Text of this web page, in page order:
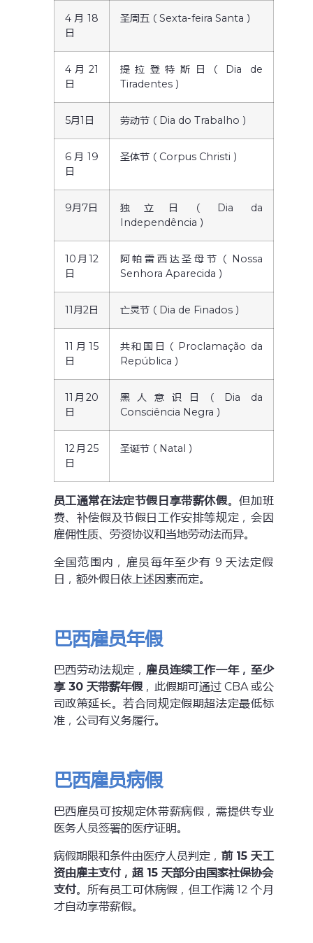
4月18
日
圣周五（Sexta-feira Santa）
4月21
日
提拉登特斯日（Dia de
Tiradentes）
5月1日 劳动节（Dia do Trabalho）
6月19
日
圣体节（Corpus Christi）
9月7日
独立日（Dia da
Independência）
10月12
日
阿帕雷西达圣母节（Nossa
Senhora Aparecida）
11月2日 亡灵节（Dia de Finados）
11月15
日
共和国日（Proclamação da
República）
11月20
日
黑人意识日（Dia da
Consciência Negra）
12月25
日
圣诞节（Natal）
员工通常在法定节假日享带薪休假。但加班
费、补偿假及节假日工作安排等规定，会因
雇佣性质、劳资协议和当地劳动法而异。
全国范围内，雇员每年至少有 9 天法定假
日，额外假日依上述因素而定。
巴西雇员年假
巴西劳动法规定，雇员连续工作一年，至少
享 30 天带薪年假，此假期可通过 CBA 或公
司政策延长。若合同规定假期超法定最低标
准，公司有义务履行。
巴西雇员病假
巴西雇员可按规定休带薪病假，需提供专业
医务人员签署的医疗证明。
病假期限和条件由医疗人员判定，前 15 天工
资由雇主支付，超 15 天部分由国家社保协会
支付。所有员工可休病假，但工作满 12 个月
才自动享带薪假。